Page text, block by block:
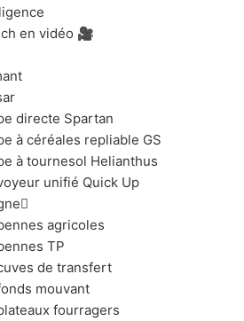
en vidéo 🎥
directe Spartan
à céréales repliable GS
à tournesol Helianthus
unifié Quick Up
agricoles
TP
de transfert
mouvant
fourragers